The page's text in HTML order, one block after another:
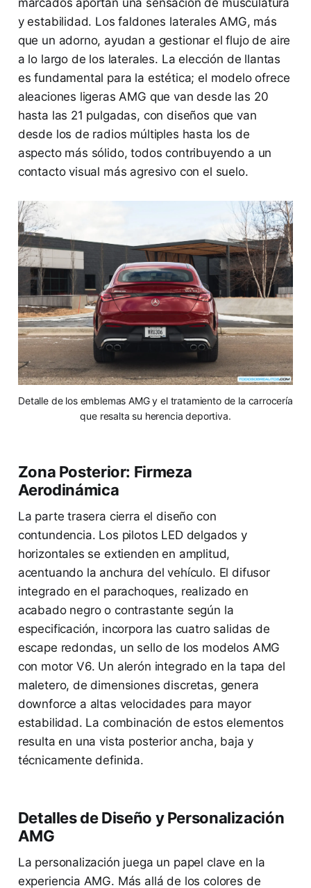
marcados aportan una sensación de musculatura
y estabilidad. Los faldones laterales AMG, más
que un adorno, ayudan a gestionar el flujo de aire
a lo largo de los laterales. La elección de llantas
es fundamental para la estética; el modelo ofrece
aleaciones ligeras AMG que van desde las 20
hasta las 21 pulgadas, con diseños que van
desde los de radios múltiples hasta los de
aspecto más sólido, todos contribuyendo a un
contacto visual más agresivo con el suelo.
Detalle de los emblemas AMG y el tratamiento de la carrocería
que resalta su herencia deportiva.
Zona Posterior: Firmeza
Aerodinámica
La parte trasera cierra el diseño con
contundencia. Los pilotos LED delgados y
horizontales se extienden en amplitud,
acentuando la anchura del vehículo. El difusor
integrado en el parachoques, realizado en
acabado negro o contrastante según la
especificación, incorpora las cuatro salidas de
escape redondas, un sello de los modelos AMG
con motor V6. Un alerón integrado en la tapa del
maletero, de dimensiones discretas, genera
downforce a altas velocidades para mayor
estabilidad. La combinación de estos elementos
resulta en una vista posterior ancha, baja y
técnicamente definida.
Detalles de Diseño y Personalización
AMG
La personalización juega un papel clave en la
experiencia AMG. Más allá de los colores de